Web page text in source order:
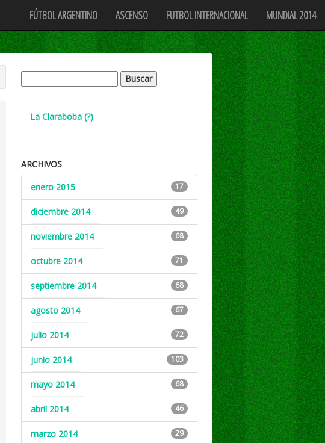
FÚTBOL ARGENTINO ASCENSO FUTBOL INTERNACIONAL MUNDIAL 2014
La Claraboba (?)
ARCHIVOS
enero 2015
17
diciembre 2014 49
noviembre 2014 68
octubre 2014 71
septiembre 2014 68
agosto 2014 67
julio 2014 72
junio 2014 103
mayo 2014 68
abril 2014 46
marzo 2014 29